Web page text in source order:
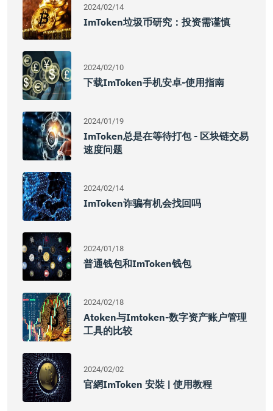
2024/02/14
ImToken垃圾币研究：投资需谨慎
2024/02/10
下载imToken手机安卓-使用指南
2024/01/19
ImToken总是在等待打包 - 区块链交易
速度问题
2024/02/14
ImToken诈骗有机会找回吗
2024/01/18
普通钱包和imToken钱包
2024/02/18
Atoken与imtoken-数字资产账户管理
工具的比较
2024/02/02
官網imToken 安裝 | 使用教程